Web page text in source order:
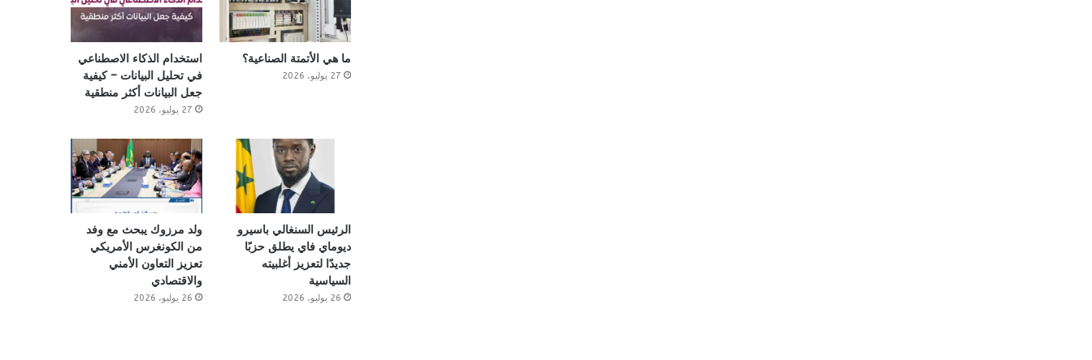
ما هي الأتمتة الصناعية؟
27 يوليو، 2026
استخدام الذكاء الاصطناعي
في تحليل البيانات – كيفية
جعل البيانات أكثر منطقية
27 يوليو، 2026
الرئيس السنغالي باسيرو
ديوماي فاي يطلق حزبًا
جديدًا لتعزيز أغلبيته
السياسية
26 يوليو، 2026
ولد مرزوك يبحث مع وفد
من الكونغرس الأمريكي
تعزيز التعاون الأمني
والاقتصادي
26 يوليو، 2026